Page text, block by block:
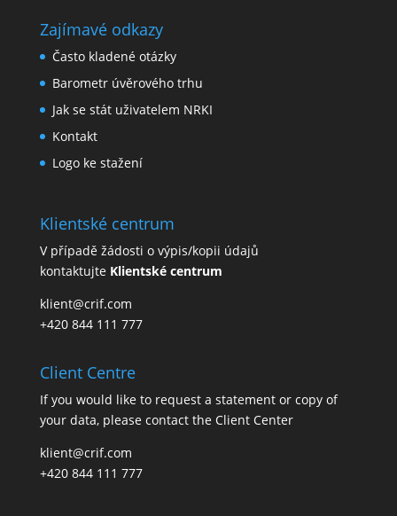
Zajímavé odkazy
Často kladené otázky
Barometr úvěrového trhu
Jak se stát uživatelem NRKI
Kontakt
Logo ke stažení
Klientské centrum
V případě žádosti o výpis/kopii údajů
kontaktujte Klientské centrum
klient@crif.com
+420 844 111 777
Client Centre
If you would like to request a statement or copy of
your data, please contact the Client Center
klient@crif.com
+420 844 111 777